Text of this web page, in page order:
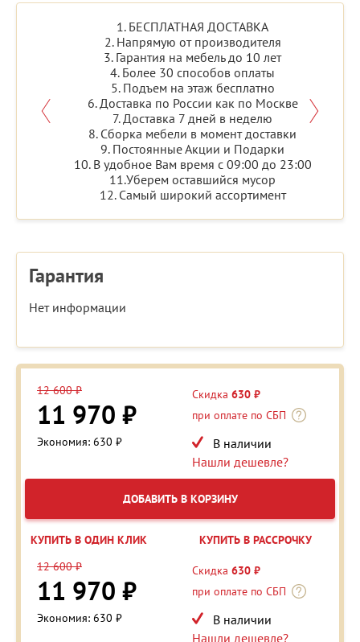
1. БЕСПЛАТНАЯ ДОСТАВКА
2. Напрямую от производителя
3. Гарантия на мебель до 10 лет
4. Более 30 способов оплаты
5. Подъем на этаж бесплатно
6. Доставка по России как по Москве
7. Доставка 7 дней в неделю
8. Сборка мебели в момент доставки
9. Постоянные Акции и Подарки
10. В удобное Вам время с 09:00 до 23:00
11.Уберем оставшийся мусор
12. Самый широкий ассортимент
Гарантия
Нет информации
12 600 ₽
11 970 ₽
Экономия: 630 ₽
Скидка 630 ₽
при оплате по СБП
В наличии
Нашли дешевле?
ДОБАВИТЬ В КОРЗИНУ
КУПИТЬ В ОДИН КЛИК
КУПИТЬ В РАССРОЧКУ
12 600 ₽
11 970 ₽
Экономия: 630 ₽
Скидка 630 ₽
при оплате по СБП
В наличии
Нашли дешевле?